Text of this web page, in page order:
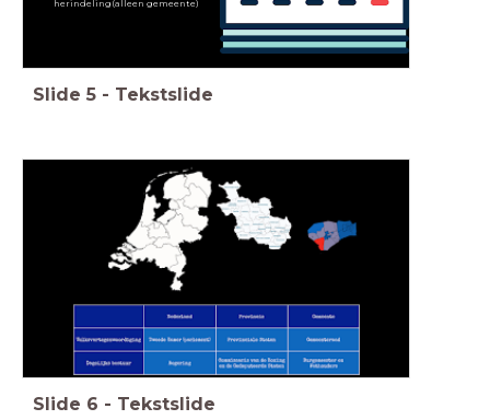
herindeling(alleen gemeente)
Slide 5 - Tekstslide
Slide 6 - Tekstslide